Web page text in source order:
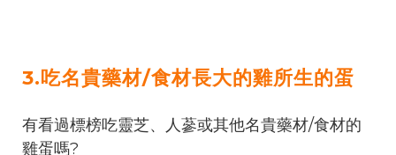
3.吃名貴藥材/食材長大的雞所生的蛋
有看過標榜吃靈芝、人蔘或其他名貴藥材/食材的
雞蛋嗎?